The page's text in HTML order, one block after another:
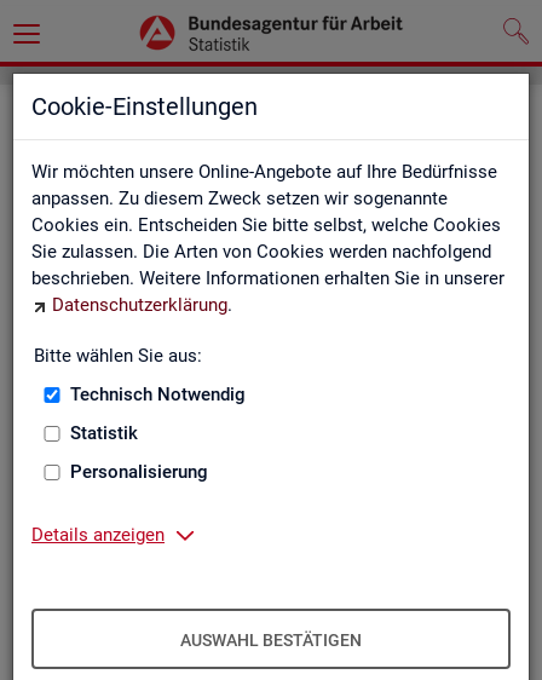
Cookie-Einstellungen
Wir möchten unsere Online-Angebote auf Ihre Bedürfnisse
anpassen. Zu diesem Zweck setzen wir sogenannte
Cookies ein. Entscheiden Sie bitte selbst, welche Cookies
Sie zulassen. Die Arten von Cookies werden nachfolgend
beschrieben. Weitere Informationen erhalten Sie in unserer
Datenschutzerklärung.
Bitte wählen Sie aus:
Technisch Notwendig
Statistik
Personalisierung
Details anzeigen
AUSWAHL BESTÄTIGEN
Seite emp­feh­len
Fel­der mit einem * sind Pflicht­fel­der und müs­sen aus­ge­füllt
wer­den
Ihre An­ga­ben
Empfänger*